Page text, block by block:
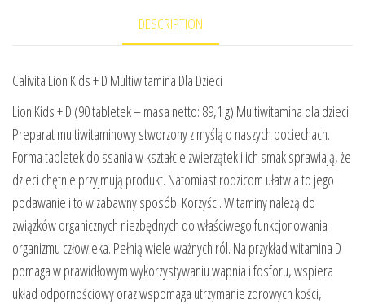
DESCRIPTION
Calivita Lion Kids + D Multiwitamina Dla Dzieci
Lion Kids + D (90 tabletek – masa netto: 89,1 g) Multiwitamina dla dzieci
Preparat multiwitaminowy stworzony z myślą o naszych pociechach.
Forma tabletek do ssania w kształcie zwierzątek i ich smak sprawiają, że
dzieci chętnie przyjmują produkt. Natomiast rodzicom ułatwia to jego
podawanie i to w zabawny sposób. Korzyści. Witaminy należą do
związków organicznych niezbędnych do właściwego funkcjonowania
organizmu człowieka. Pełnią wiele ważnych ról. Na przykład witamina D
pomaga w prawidłowym wykorzystywaniu wapnia i fosforu, wspiera
układ odpornościowy oraz wspomaga utrzymanie zdrowych kości,